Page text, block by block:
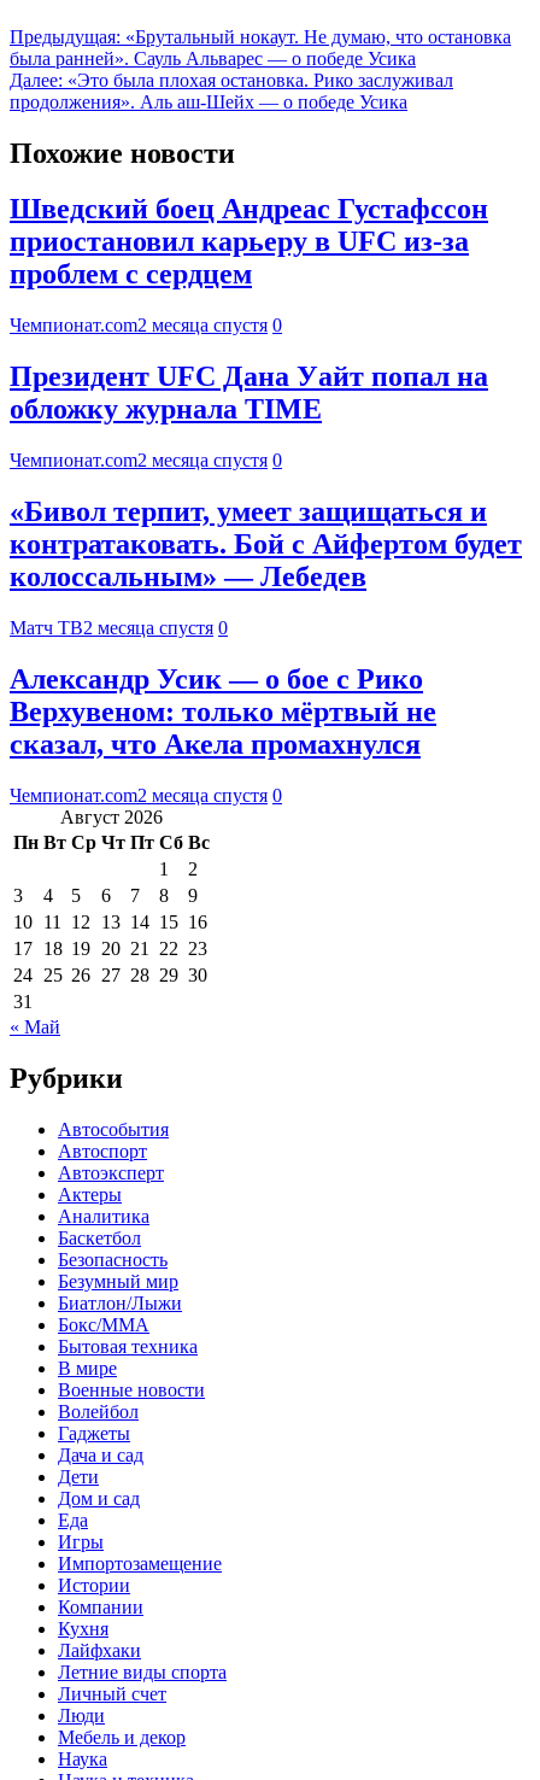
Предыдущая: «Брутальный нокаут. Не думаю, что остановка
была ранней». Сауль Альварес — о победе Усика
Далее: «Это была плохая остановка. Рико заслуживал
продолжения». Аль аш-Шейх — о победе Усика
Похожие новости
Шведский боец Андреас Густафссон
приостановил карьеру в UFC из-за
проблем с сердцем
Чемпионат.com2 месяца спустя 0
Президент UFC Дана Уайт попал на
обложку журнала TIME
Чемпионат.com2 месяца спустя 0
«Бивол терпит, умеет защищаться и
контратаковать. Бой с Айфертом будет
колоссальным» — Лебедев
Матч ТВ2 месяца спустя 0
Александр Усик — о бое с Рико
Верхувеном: только мёртвый не
сказал, что Акела промахнулся
Чемпионат.com2 месяца спустя 0
Август 2026
Пн Вт Ср Чт Пт Сб Вс
1
2
3
4 5 6 7 8
9
10 11 12 13 14 15 16
17 18 19 20 21 22 23
24 25 26 27 28 29 30
31
« Май
Рубрики
Автособытия
Автоспорт
Автоэксперт
Актеры
Аналитика
Баскетбол
Безопасность
Безумный мир
Биатлон/Лыжи
Бокс/MMA
Бытовая техника
В мире
Военные новости
Волейбол
Гаджеты
Дача и сад
Дети
Дом и сад
Еда
Игры
Импортозамещение
Истории
Компании
Кухня
Лайфхаки
Летние виды спорта
Личный счет
Люди
Мебель и декор
Наука